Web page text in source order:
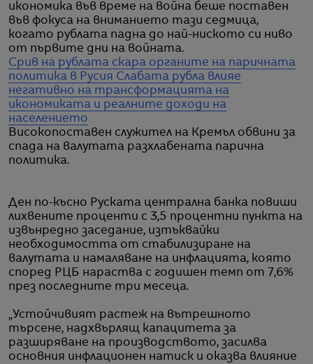
икономика във време на война беше поставен
във фокуса на вниманието тази седмица,
когато рублата падна до най-ниското си ниво
от първите дни на войната.
Срив на рублата скара органите на паричната
политика в Русия Слабата рубла влияе
негативно на трансформацията на
икономиката и реалните доходи на
населението
Високопоставен служител на Кремъл обвини за
спада на валутата разхлабената парична
политика.
Ден по-късно Руската централна банка повиши
лихвените проценти с 3,5 процентни пункта на
извънредно заседание, изтъквайки
необходимостта от стабилизиране на
валутата и намаляване на инфлацията, която
според РЦБ нараства с годишен темп от 7,6%
през последните три месеца.
„Устойчивият растеж на вътрешното
търсене, надхвърлящ капацитета за
разширяване на производството, засилва
основния инфлационен натиск и оказва влияние